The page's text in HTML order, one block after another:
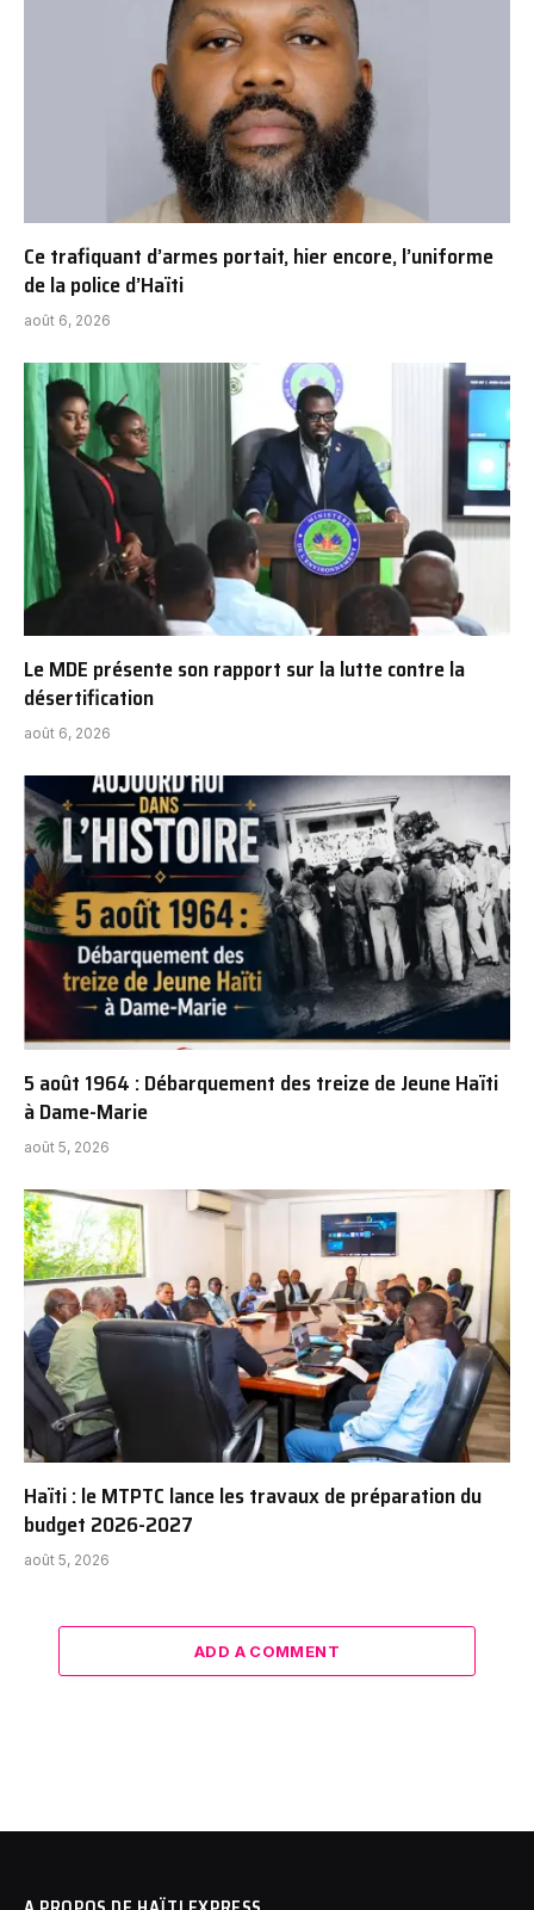
Ce trafiquant d’armes portait, hier encore, l’uniforme
de la police d’Haïti
août 6, 2026
Le MDE présente son rapport sur la lutte contre la
désertification
août 6, 2026
5 août 1964 : Débarquement des treize de Jeune Haïti
à Dame-Marie
août 5, 2026
Haïti : le MTPTC lance les travaux de préparation du
budget 2026-2027
août 5, 2026
ADD A COMMENT